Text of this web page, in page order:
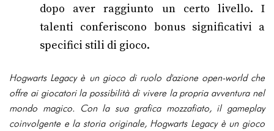
dopo aver raggiunto un certo livello. I
talenti conferiscono bonus significativi a
specifici stili di gioco.
Hogwarts Legacy è un gioco di ruolo d'azione open-world che
offre ai giocatori la possibilità di vivere la propria avventura nel
mondo magico. Con la sua grafica mozzafiato, il gameplay
coinvolgente e la storia originale, Hogwarts Legacy è un gioco